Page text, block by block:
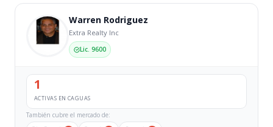
Warren Rodriguez
Extra Realty Inc
Lic. 9600
1
ACTIVAS EN CAGUAS
También cubre el mercado de: